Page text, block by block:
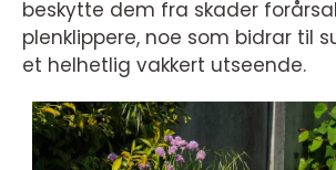
beskytte dem fra skader
plenklippere, noe som bidrar til
et helhetlig vakkert utseende.